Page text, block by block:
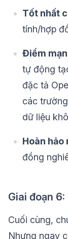
Tốt nhất
tính/hợp
Điểm
tự động
đặc tả
các
dữ liệu
Hoàn hảo
đồng
Giai đoạn
Cuối cùng,
Nhưng ngay